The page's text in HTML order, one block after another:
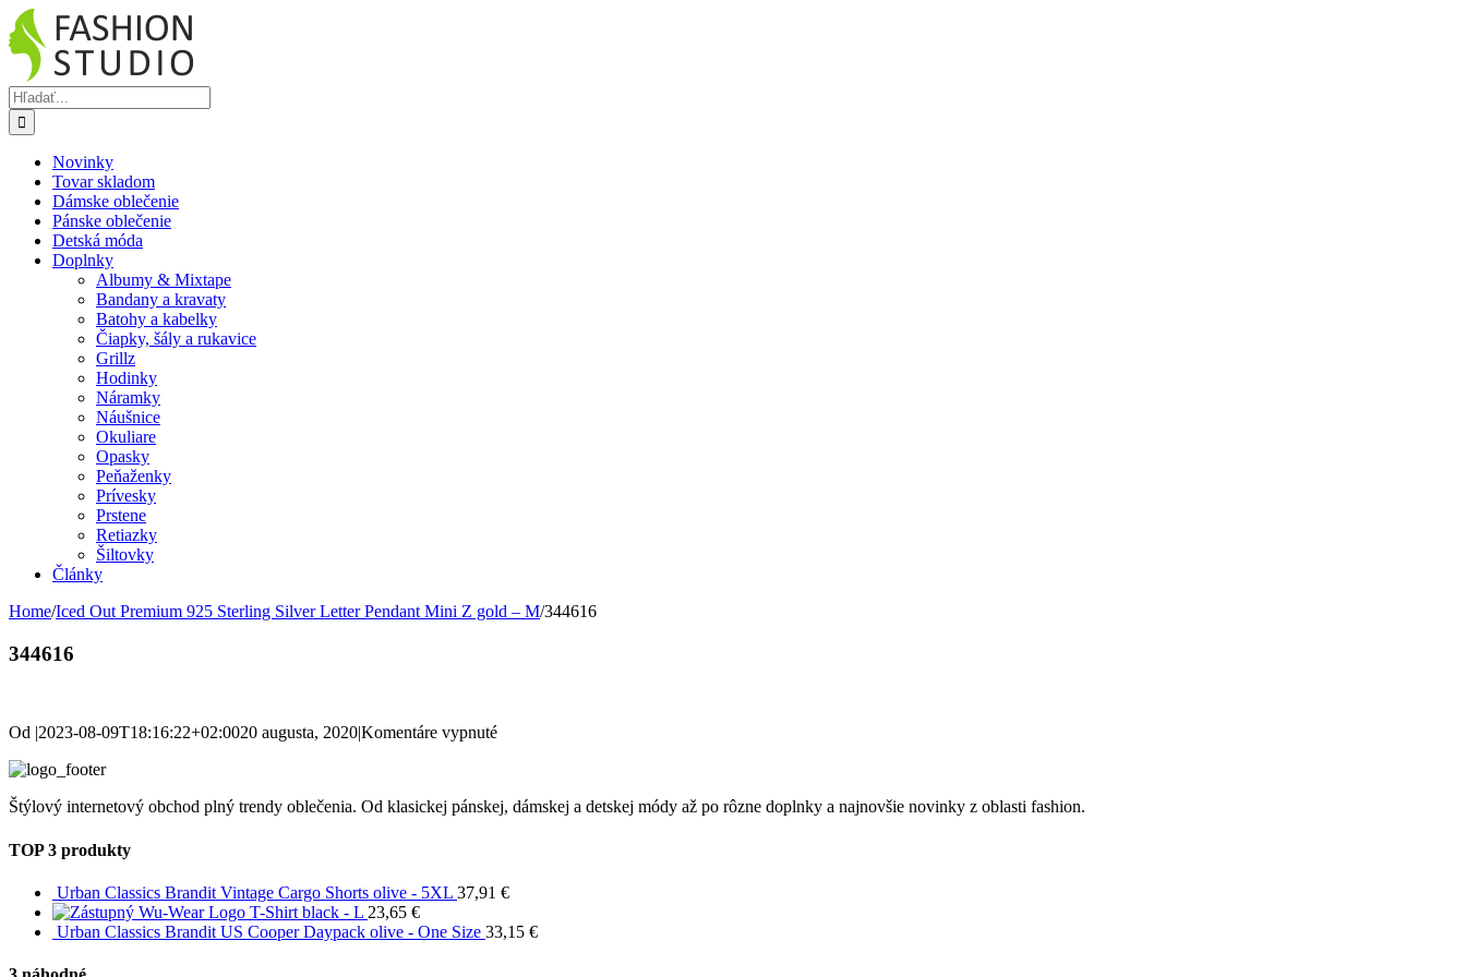
Skip
to
content
Facebook
Instagram
YouTube
Hľadať:
Novinky
Tovar skladom
Dámske oblečenie
Pánske oblečenie
Detská móda
Doplnky
Albumy & Mixtape
Bandany a kravaty
Batohy a kabelky
Čiapky, šály a rukavice
Grillz
Hodinky
Náramky
Náušnice
Okuliare
Opasky
Peňaženky
Prívesky
Prstene
Retiazky
Šiltovky
Články
Home/Iced Out Premium 925 Sterling Silver Letter Pendant Mini Z gold – M/344616
344616
Od |2023-08-09T18:16:22+02:0020 augusta, 2020|Komentáre vypnuténa
Štýlový internetový obchod plný trendy oblečenia. Od klasickej pánskej, dámskej a detskej módy až po rôzne doplnky a najnovšie novinky z oblasti fashion.
TOP 3 produkty
Urban Classics Brandit Vintage Cargo Shorts olive - 5XL 37,91 €
Wu-Wear Logo T-Shirt black - L 23,65 €
Urban Classics Brandit US Cooper Daypack olive - One Size 33,15 €